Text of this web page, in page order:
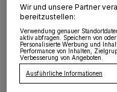
Geschäft an der
24.01.2019 , 08:04 Uhr
Wir und unsere Partner
bereitzustellen:
Verwendung genauer
aktiv abfragen. Speichern von
Personalisierte Werbung und
Performance von Inhalten,
Verbesserung von Angeboten.
Ausführliche Informationen